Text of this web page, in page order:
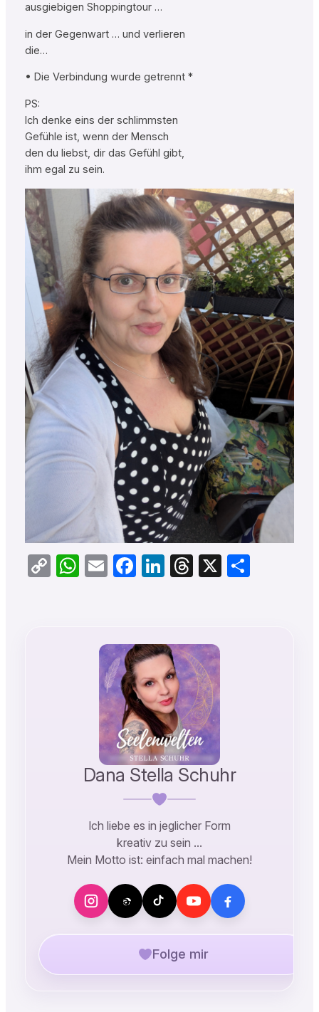
ausgiebigen Shoppingtour …
in der Gegenwart … und verlieren
die…
• Die Verbindung wurde getrennt *
PS:
Ich denke eins der schlimmsten
Gefühle ist, wenn der Mensch
den du liebst, dir das Gefühl gibt,
ihm egal zu sein.
CopyWhatsApp
EmailFacebook
LinkedIn
Threads
X Teilen
Dana Stella Schuhr
Ich liebe es in jeglicher Form
kreativ zu sein …
Mein Motto ist: einfach mal machen!
Folge mir